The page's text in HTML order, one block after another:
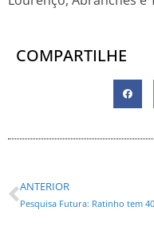
COMPARTILHE
ANTERIOR